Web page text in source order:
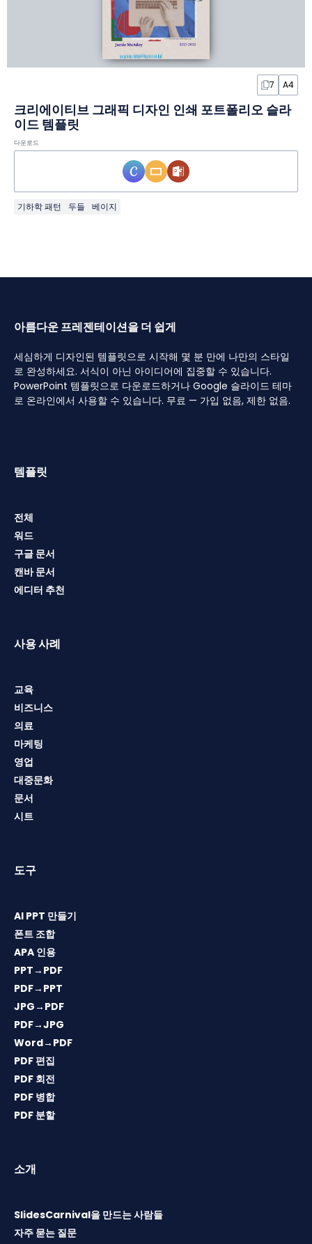
7 A4
크리에이티브 그래픽 디자인 인쇄 포트폴리오 슬라
이드 템플릿
다운로드
기하학 패턴 두들 베이지
아름다운 프레젠테이션을 더 쉽게
세심하게 디자인된 템플릿으로 시작해 몇 분 만에 나만의 스타일
로 완성하세요. 서식이 아닌 아이디어에 집중할 수 있습니다.
PowerPoint 템플릿으로 다운로드하거나 Google 슬라이드 테마
로 온라인에서 사용할 수 있습니다. 무료 — 가입 없음, 제한 없음.
템플릿
전체
워드
구글 문서
캔바 문서
에디터 추천
사용 사례
교육
비즈니스
의료
마케팅
영업
대중문화
문서
시트
도구
AI PPT 만들기
폰트 조합
APA 인용
PPT→PDF
PDF→PPT
JPG→PDF
PDF→JPG
Word→PDF
PDF 편집
PDF 회전
PDF 병합
PDF 분할
소개
SlidesCarnival을 만드는 사람들
자주 묻는 질문